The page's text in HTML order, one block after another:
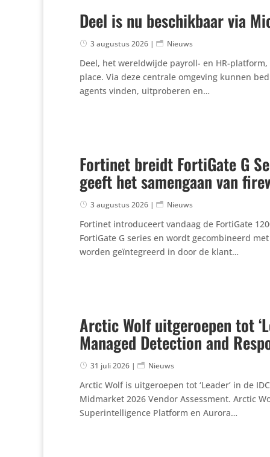
Deel is nu beschikbaar via
3 augustus 2026 | Nieuws
Deel, het wereld­wijde payroll- en HR-
place. Via deze centrale omgeving kunnen
agents vinden, uitpro­beren en…
Fortinet breidt FortiGate G
geeft het samengaan van
3 augustus 2026 | Nieuws
Fortinet intro­du­ceert vandaag de FortiGate
FortiGate G series en wordt gecom­bi­neerd
worden geïn­te­greerd in door de klant…
Arctic Wolf uitgeroepen tot
Managed Detection and
31 juli 2026 | Nieuws
Arctic Wolf is uitge­roepen tot ‘Leader’ in de
Midmarket 2026 Vendor Assess­ment. Arctic
Super­in­tel­li­gence Platform en Aurora…